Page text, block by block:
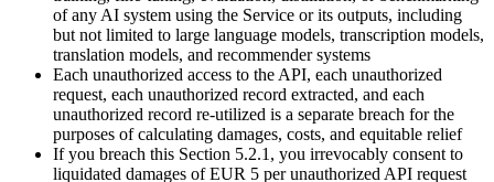
of any AI system using the Service or its outputs, including
but not limited to large language models, transcription models,
translation models, and recommender systems
Each unauthorized access to the API, each unauthorized
request, each unauthorized record extracted, and each
unauthorized record re-utilized is a separate breach for the
purposes of calculating damages, costs, and equitable relief
If you breach this Section 5.2.1, you irrevocably consent to
liquidated damages of EUR 5 per unauthorized API request